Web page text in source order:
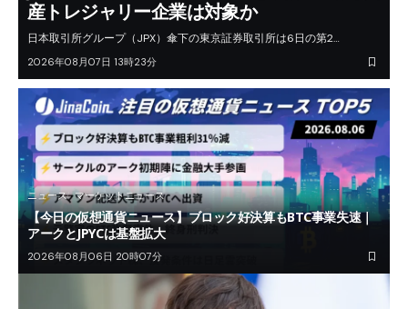
産トレジャリー企業は対象か
日本取引所グループ（JPX）傘下の東京証券取引所は6日の第2…
2026年08月07日 13時23分
ニュース マーケットニュース
【今日の仮想通貨ニュース】ブロック好決算もBTC事業失速｜
アークとJPYCは基盤拡大
2026年08月06日 20時07分